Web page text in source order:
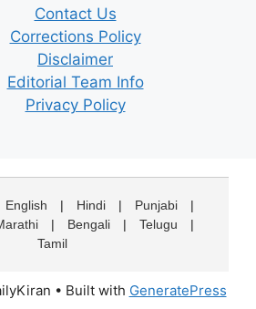
Contact Us
Corrections Policy
Disclaimer
Editorial Team Info
Privacy Policy
English | Hindi | Punjabi
|
| Bengali | Telugu
|
Tamil
• Built with GeneratePress